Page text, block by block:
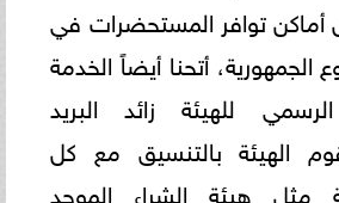
أماكن توافر المستحضرات في
أتحنا أيضاً الخدمة
للهيئة زائد البريد
الهيئة بالتنسيق مع كل
مثل هيئة الشراء الموحد